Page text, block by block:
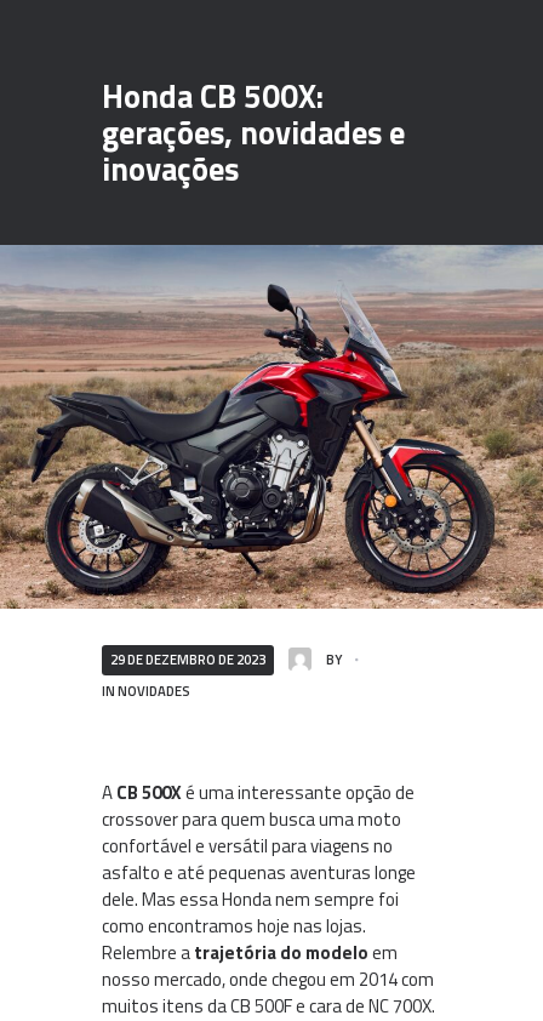
Honda CB 500X:
gerações, novidades e
inovações
29 DE DEZEMBRO DE 2023
BY
INNOVIDADES
ACB 500Xé uma interessante opção de
crossover para quem busca uma moto
confortável e versátil para viagens no
asfalto e até pequenas aventuras longe
dele. Mas essa Honda nem sempre foi
como encontramos hoje nas lojas.
Relembre atrajetória do modeloem
nosso mercado, onde chegou em 2014 com
muitos itens da CB 500F e cara de NC 700X.